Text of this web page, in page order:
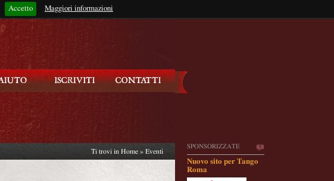
Accetto Maggiori informazioni
Rimani connesso?
SPONSORIZZATE
Nuovo sito per Tango
Roma
Ti trovi in Home » Eventi